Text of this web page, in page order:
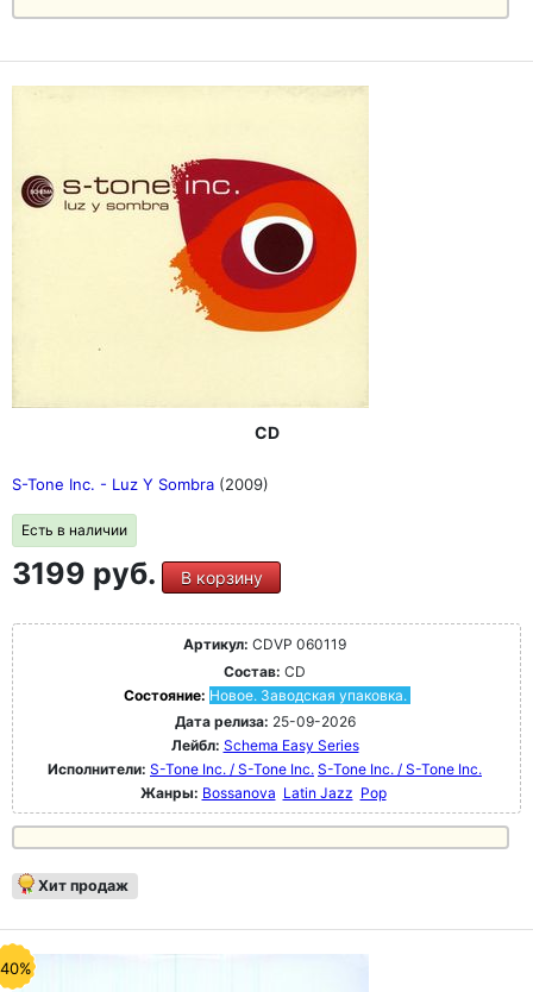
CD
S-Tone Inc. - Luz Y Sombra (2009)
Есть в наличии
3199 руб. В корзину
Артикул: CDVP 060119
Состав: CD
Состояние: Новое. Заводская упаковка.
Дата релиза: 25-09-2026
Лейбл: Schema Easy Series
Исполнители: S-Tone Inc. / S-Tone Inc. S-Tone Inc. / S-Tone Inc.
Жанры: Bossanova Latin Jazz Pop
Хит продаж